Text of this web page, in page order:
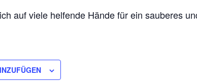
auf viele helfende Hände für ein sauberes